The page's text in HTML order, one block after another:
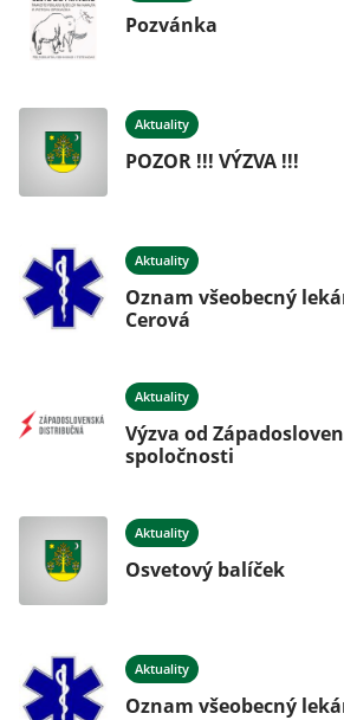
Pozvánka
Aktuality
POZOR !!! VÝZVA !!!
Aktuality
Oznam všeobecný
Cerová
Aktuality
Výzva od
spoločnosti
Aktuality
Osvetový balíček
Aktuality
Oznam všeobecný